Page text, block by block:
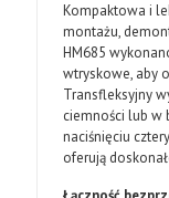
Kompaktowa i
montażu,
HM685
wtryskowe, aby
Transfleksyjny
ciemności lub w
naciśnięciu
oferują